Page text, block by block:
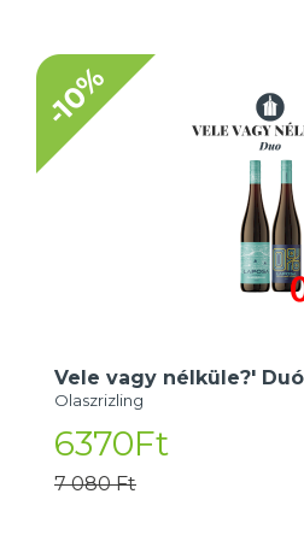
-10%
Vele vagy nélküle?' Duó
Olaszrizling
6370Ft
7 080 Ft